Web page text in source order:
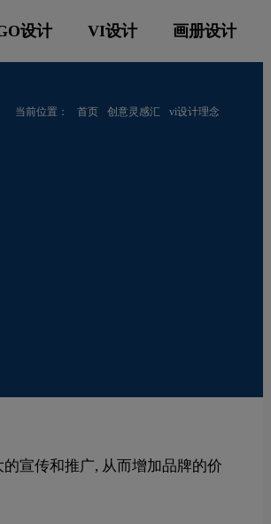
设计 VI设计 画册设计
当前位置： 首页 创意灵感汇
vi设计理念
宣传和推广, 从而增加品牌的价